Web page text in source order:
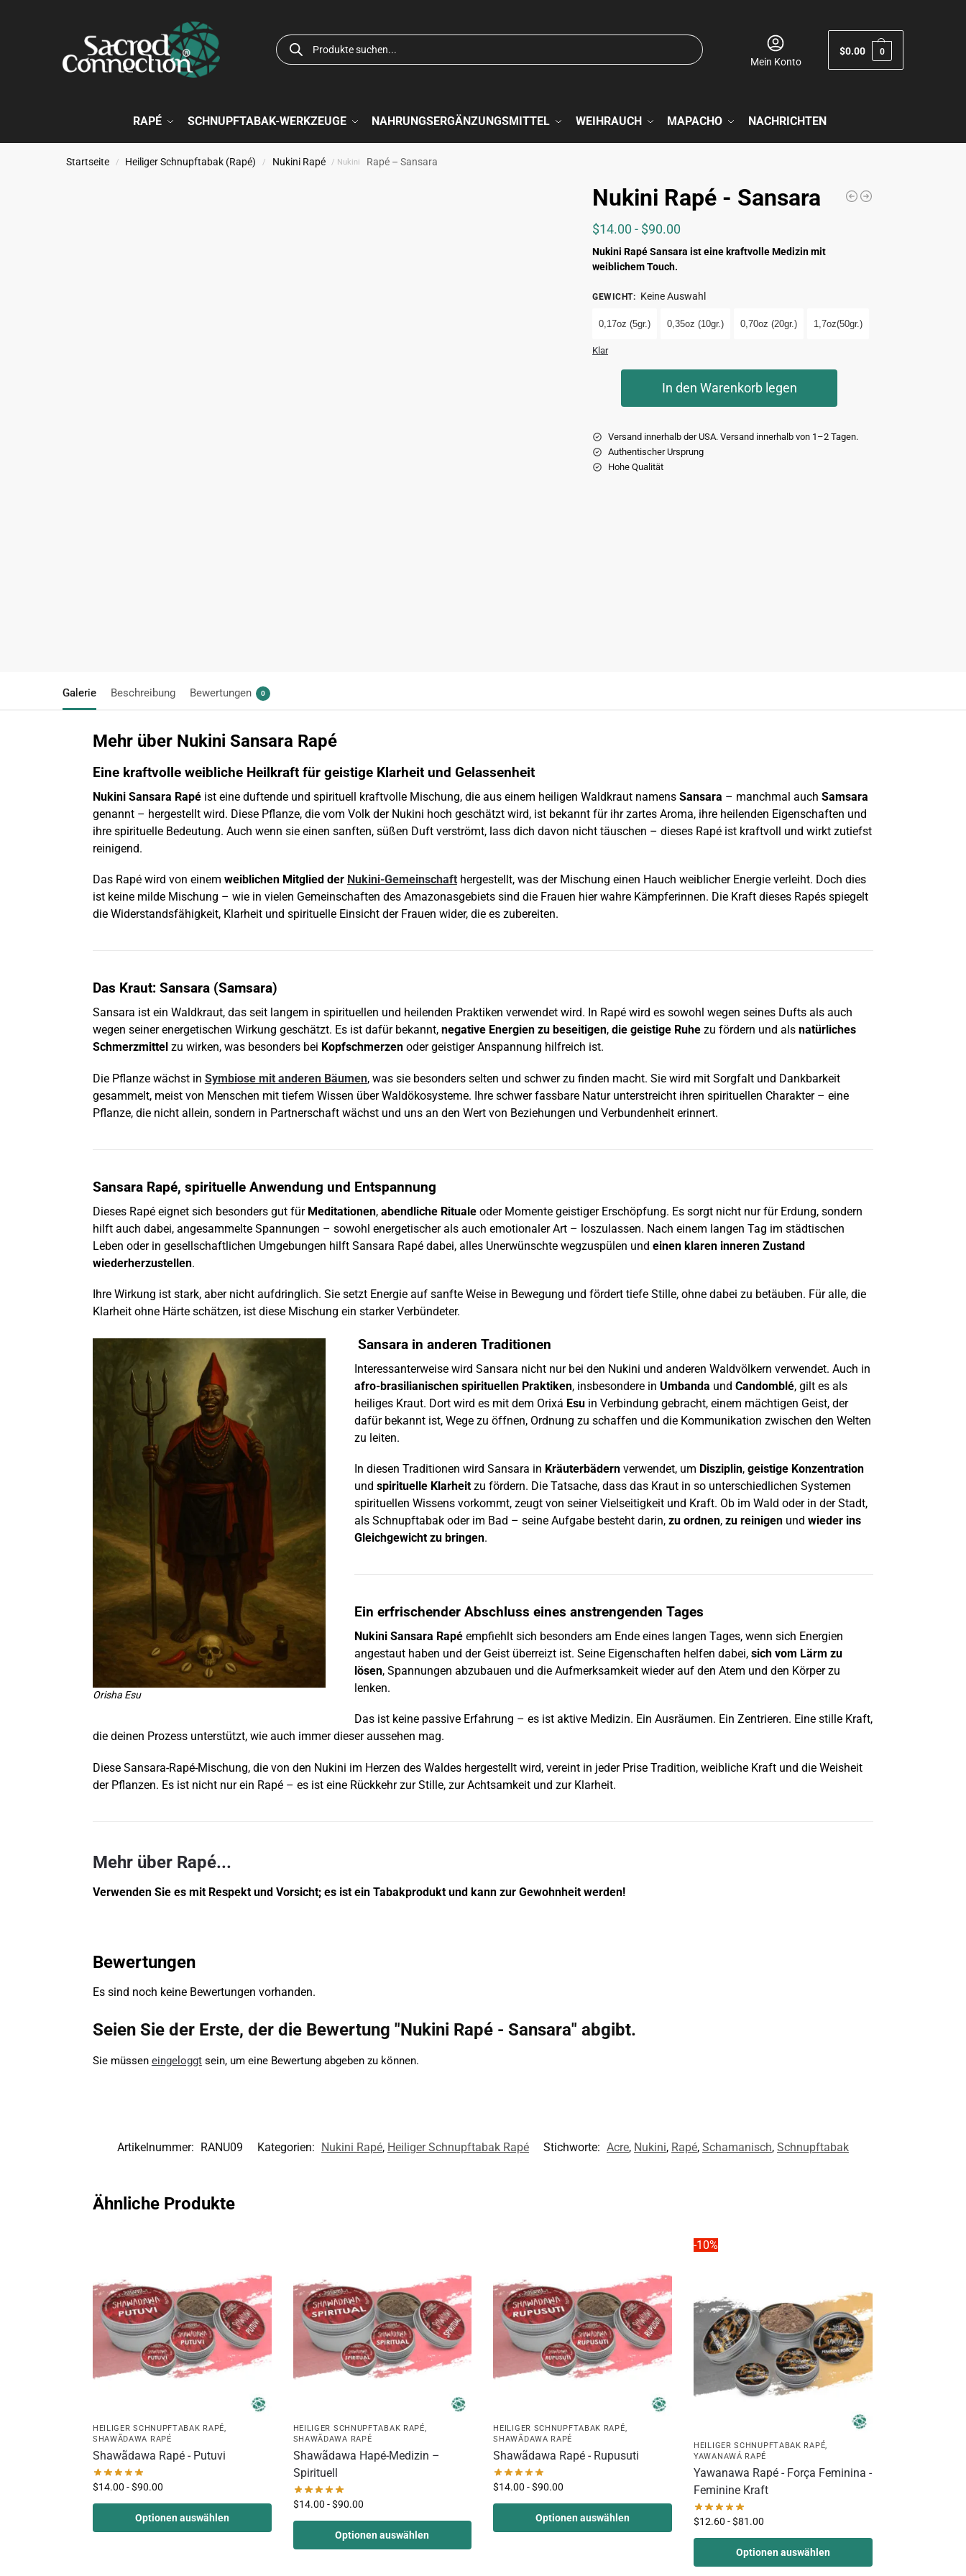
Mein Konto
$0.00 0
RAPÉ SCHNUPFTABAK-WERKZEUGE NAHRUNGSERGÄNZUNGSMITTEL WEIHRAUCH MAPACHO NACHRICHTEN
Startseite / Heiliger Schnupftabak (Rapé) / Nukini Rapé / Nukini Rapé – Sansara
Nukini Rapé - Sansara
$14.00 - $90.00
Nukini Rapé Sansara ist eine kraftvolle Medizin mit
weiblichem Touch.
GEWICHT: Keine Auswahl
0,17oz (5gr.) 0,35oz (10gr.) 0,70oz (20gr.) 1,7oz(50gr.)
Klar
In den Warenkorb legen
Versand innerhalb der USA. Versand innerhalb von 1–2 Tagen.
Authentischer Ursprung
Hohe Qualität
Galerie Beschreibung Bewertungen 0
Mehr über Nukini Sansara Rapé
Eine kraftvolle weibliche Heilkraft für geistige Klarheit und Gelassenheit
Nukini Sansara Rapéist eine duftende und spirituell kraftvolle Mischung, die aus einem heiligen Waldkraut namens Sansara – manchmal auch Samsara
genannt – hergestellt wird. Diese Pflanze, die vom Volk der Nukini hoch geschätzt wird, ist bekannt für ihr zartes Aroma, ihre heilenden Eigenschaften und
ihre spirituelle Bedeutung. Auch wenn sie einen sanften, süßen Duft verströmt, lass dich davon nicht täuschen – dieses Rapé ist kraftvoll und wirkt zutiefst
reinigend.
Das Rapé wird von einem weiblichen Mitglied der Nukini-Gemeinschafthergestellt, was der Mischung einen Hauch weiblicher Energie verleiht. Doch dies
ist keine milde Mischung – wie in vielen Gemeinschaften des Amazonasgebiets sind die Frauen hier wahre Kämpferinnen. Die Kraft dieses Rapés spiegelt
die Widerstandsfähigkeit, Klarheit und spirituelle Einsicht der Frauen wider, die es zubereiten.
Das Kraut: Sansara (Samsara)
Sansara ist ein Waldkraut, das seit langem in spirituellen und heilenden Praktiken verwendet wird. In Rapé wird es sowohl wegen seines Dufts als auch
wegen seiner energetischen Wirkung geschätzt. Es ist dafür bekannt, negative Energien zu beseitigen, die geistige Ruhezu fördern und als natürliches
Schmerzmittel zu wirken, was besonders bei Kopfschmerzenoder geistiger Anspannung hilfreich ist.
Die Pflanze wächst in Symbiose mit anderen Bäumen, was sie besonders selten und schwer zu finden macht. Sie wird mit Sorgfalt und Dankbarkeit
gesammelt, meist von Menschen mit tiefem Wissen über Waldökosysteme. Ihre schwer fassbare Natur unterstreicht ihren spirituellen Charakter – eine
Pflanze, die nicht allein, sondern in Partnerschaft wächst und uns an den Wert von Beziehungen und Verbundenheit erinnert.
Sansara Rapé, spirituelle Anwendung und Entspannung
Dieses Rapé eignet sich besonders gut für Meditationen, abendliche Ritualeoder Momente geistiger Erschöpfung. Es sorgt nicht nur für Erdung, sondern
hilft auch dabei, angesammelte Spannungen – sowohl energetischer als auch emotionaler Art – loszulassen. Nach einem langen Tag im städtischen
Leben oder in gesellschaftlichen Umgebungen hilft Sansara Rapé dabei, alles Unerwünschte wegzuspülen und einen klaren inneren Zustand
wiederherzustellen.
Ihre Wirkung ist stark, aber nicht aufdringlich. Sie setzt Energie auf sanfte Weise in Bewegung und fördert tiefe Stille, ohne dabei zu betäuben. Für alle, die
Klarheit ohne Härte schätzen, ist diese Mischung ein starker Verbündeter.
Orisha Esu
Sansara in anderen Traditionen
Interessanterweise wird Sansara nicht nur bei den Nukini und anderen Waldvölkern verwendet. Auch in
afro-brasilianischen spirituellen Praktiken, insbesondere in Umbanda und Candomblé, gilt es als
heiliges Kraut. Dort wird es mit dem Orixá Esuin Verbindung gebracht, einem mächtigen Geist, der
dafür bekannt ist, Wege zu öffnen, Ordnung zu schaffen und die Kommunikation zwischen den Welten
zu leiten.
In diesen Traditionen wird Sansara in Kräuterbädernverwendet, um Disziplin, geistige Konzentration
und spirituelle Klarheitzu fördern. Die Tatsache, dass das Kraut in so unterschiedlichen Systemen
spirituellen Wissens vorkommt, zeugt von seiner Vielseitigkeit und Kraft. Ob im Wald oder in der Stadt,
als Schnupftabak oder im Bad – seine Aufgabe besteht darin, zu ordnen, zu reinigenund wieder ins
Gleichgewicht zu bringen.
Ein erfrischender Abschluss eines anstrengenden Tages
Nukini Sansara Rapéempfiehlt sich besonders am Ende eines langen Tages, wenn sich Energien
angestaut haben und der Geist überreizt ist. Seine Eigenschaften helfen dabei, sich vom Lärm zu
lösen, Spannungen abzubauen und die Aufmerksamkeit wieder auf den Atem und den Körper zu
lenken.
Das ist keine passive Erfahrung – es ist aktive Medizin. Ein Ausräumen. Ein Zentrieren. Eine stille Kraft,
die deinen Prozess unterstützt, wie auch immer dieser aussehen mag.
Diese Sansara-Rapé-Mischung, die von den Nukini im Herzen des Waldes hergestellt wird, vereint in jeder Prise Tradition, weibliche Kraft und die Weisheit
der Pflanzen. Es ist nicht nur ein Rapé – es ist eine Rückkehr zur Stille, zur Achtsamkeit und zur Klarheit.
Mehr über Rapé...
Verwenden Sie es mit Respekt und Vorsicht; es ist ein Tabakprodukt und kann zur Gewohnheit werden!
Bewertungen
Es sind noch keine Bewertungen vorhanden.
Seien Sie der Erste, der die Bewertung "Nukini Rapé - Sansara" abgibt.
Sie müssen eingeloggtsein, um eine Bewertung abgeben zu können.
Artikelnummer: RANU09 Kategorien: Nukini Rapé, Heiliger Schnupftabak Rapé Stichworte: Acre, Nukini, Rapé, Schamanisch, Schnupftabak
Ähnliche Produkte
HEILIGER SCHNUPFTABAK RAPÉ,
SHAWÃDAWA RAPÉ
Shawãdawa Rapé - Putuvi
$14.00 -$90.00
Optionen auswählen
HEILIGER SCHNUPFTABAK RAPÉ,
SHAWÃDAWA RAPÉ
Shawãdawa Hapé-Medizin –
Spirituell
$14.00 - $90.00
Optionen auswählen
HEILIGER SCHNUPFTABAK RAPÉ,
SHAWÃDAWA RAPÉ
Shawãdawa Rapé - Rupusuti
$14.00 - $90.00
Optionen auswählen
-10%
HEILIGER SCHNUPFTABAK RAPÉ,
YAWANAWÁ RAPÉ
Yawanawa Rapé - Força Feminina -
Feminine Kraft
$12.60 -$81.00
Optionen auswählen